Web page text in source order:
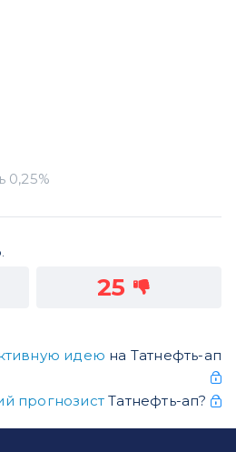
25
идею на Татнефть-ап
прогнозистТатнефть-ап?